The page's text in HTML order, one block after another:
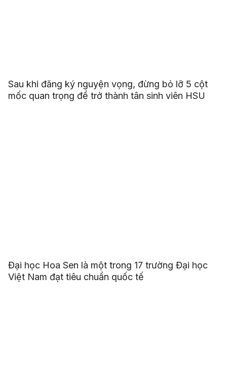
Sau khi đăng ký nguyện vọng, đừng bỏ lỡ 5 cột
mốc quan trọng để trở thành tân sinh viên HSU
Đại học Hoa Sen là một trong 17 trường Đại học
Việt Nam đạt tiêu chuẩn quốc tế